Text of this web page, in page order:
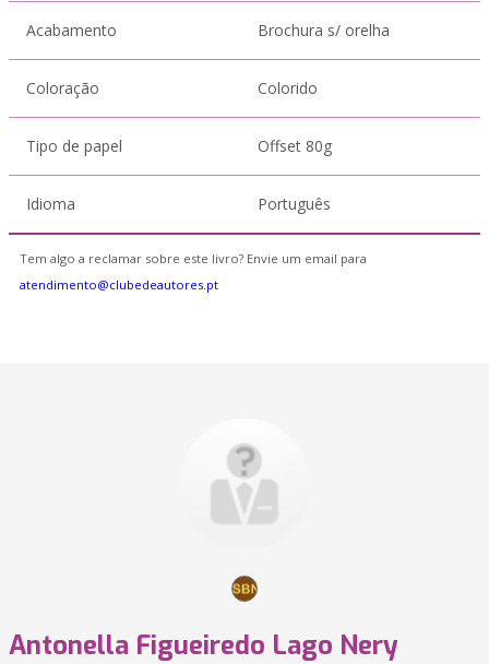
Acabamento Brochura s/ orelha
Coloração Colorido
Tipo de papel Offset 80g
Idioma Português
Tem algo a reclamar sobre este livro? Envie um email para
atendimento@clubedeautores.pt
Antonella Figueiredo Lago Nery